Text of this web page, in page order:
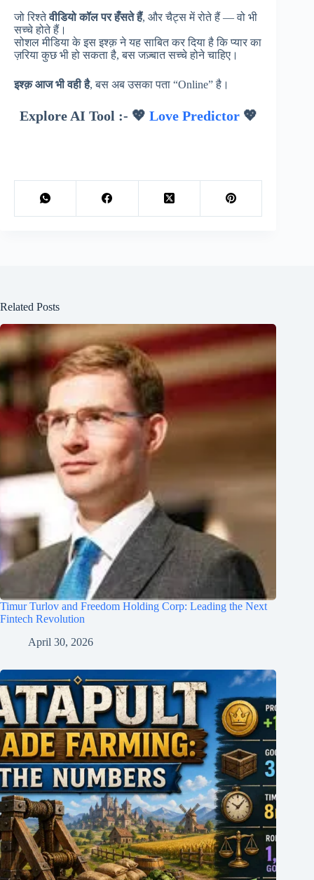
जो रिश्तेवीडियो कॉल पर हँसते हैं, और चैट्स में रोते हैं — वो भी
सच्चे होते हैं।
सोशल मीडिया के इस इश्क़ ने यह साबित कर दिया है कि प्यार का
ज़रिया कुछ भी हो सकता है, बस जज़्बात सच्चे होने चाहिए।
इश्क़ आज भी वही है, बस अब उसका पता “Online” है।
Explore AI Tool :- 💖 Love Predictor💖
Related Posts
Timur Turlov and Freedom Holding Corp: Leading the Next
Fintech Revolution
April 30, 2026